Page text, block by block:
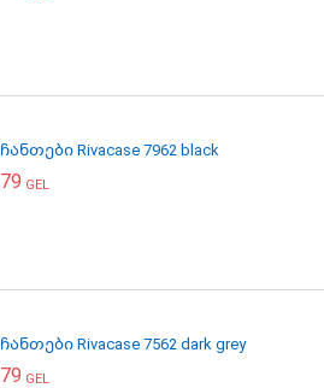
ჩანთები Rivacase 7962 black
79 GEL
ჩანთები Rivacase 7562 dark grey
79 GEL